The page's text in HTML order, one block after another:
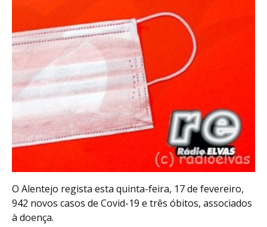
O Alentejo regista esta quinta-feira, 17 de fevereiro,
942 novos casos de Covid-19 e três óbitos, associados
à doença.